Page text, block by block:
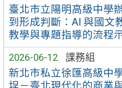
臺北市立陽明高級中學
到形成判斷：AI 與國文
教學與專題指導的流程
2026-06-12
課務組
新北市私立徐匯高級中